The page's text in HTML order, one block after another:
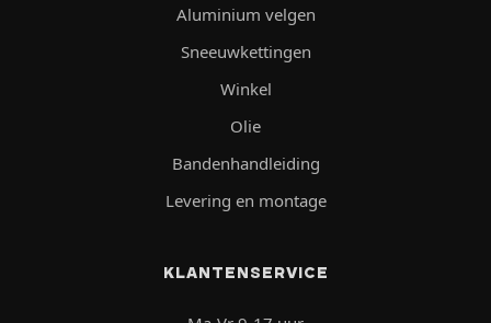
Aluminium velgen
Sneeuwkettingen
Winkel
Olie
Bandenhandleiding
Levering en montage
KLANTENSERVICE